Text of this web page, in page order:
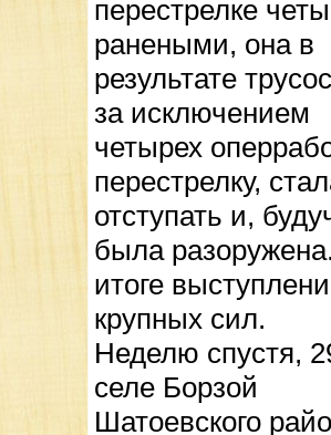
перестрелке
ранеными, она в
результате
за исключением
четырех
перестрелку,
отступать и,
была
итоге
крупных сил.
Неделю спустя,
селе Борзой
Шатоевского